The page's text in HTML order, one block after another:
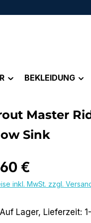
BEKLEIDUNG
Master
Sink
Preis:
€
inkl. MwSt. zzgl.
Auf Lager, Lieferzeit: